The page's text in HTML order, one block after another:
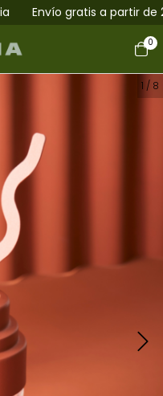
Envío gratis a partir de 200k
0
1 / 8